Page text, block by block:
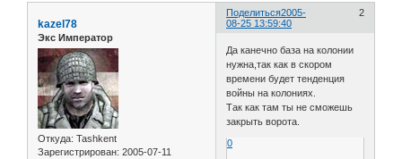
Поделиться 2
2005-
08-25 13:59:40
kazel78
Экс Император
Откуда: Tashkent
Зарегистрирован: 2005-07-11
Да канечно база на колонии
нужна,так как в скором
времени будет тенденция
войны на колониях.
Так как там ты не сможешь
закрыть ворота.
0